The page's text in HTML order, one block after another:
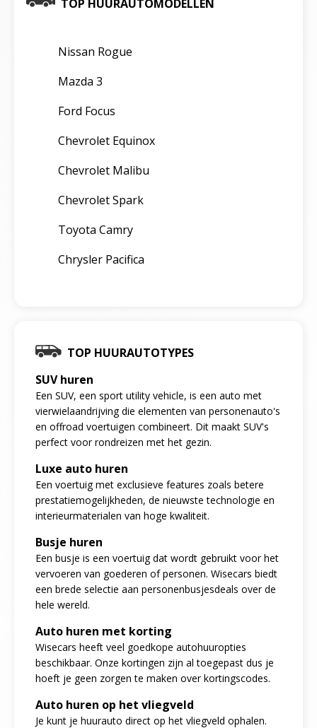
TOP HUURAUTOMODELLEN
Nissan Rogue
Mazda 3
Ford Focus
Chevrolet Equinox
Chevrolet Malibu
Chevrolet Spark
Toyota Camry
Chrysler Pacifica
TOP HUURAUTOTYPES
SUV huren
Een SUV, een sport utility vehicle, is een auto met
vierwielaandrijving die elementen van personenauto's
en offroad voertuigen combineert. Dit maakt SUV's
perfect voor rondreizen met het gezin.
Luxe auto huren
Een voertuig met exclusieve features zoals betere
prestatiemogelijkheden, de nieuwste technologie en
interieurmaterialen van hoge kwaliteit.
Busje huren
Een busje is een voertuig dat wordt gebruikt voor het
vervoeren van goederen of personen. Wisecars biedt
een brede selectie aan personenbusjesdeals over de
hele wereld.
Auto huren met korting
Wisecars heeft veel goedkope autohuuropties
beschikbaar. Onze kortingen zijn al toegepast dus je
hoeft je geen zorgen te maken over kortingscodes.
Auto huren op het vliegveld
Je kunt je huurauto direct op het vliegveld ophalen.